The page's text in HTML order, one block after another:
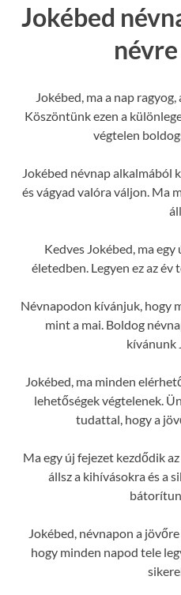
Jokébed
Jokébed, ma a nap
Köszöntünk ezen a
végtelen
Jokébed névnap alkalmából
és vágyad valóra váljon. Ma
Kedves Jokébed, ma
életedben. Legyen ez az
Névnapodon kívánjuk, hogy
mint a mai. Boldog
kívánunk
Jokébed, ma minden
lehetőségek végtelenek.
tudattal, hogy a
Ma egy új fejezet kezdődik
állsz a kihívásokra és a
Jokébed, névnapon a
hogy minden napod tele